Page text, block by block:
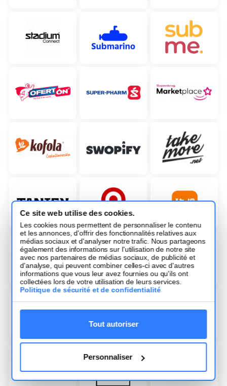
Ce site web utilise des cookies.
Les cookies nous permettent de personnaliser le contenu
et les annonces, d'offrir des fonctionnalités relatives aux
médias sociaux et d'analyser notre trafic. Nous partageons
également des informations sur l'utilisation de notre site
avec nos partenaires de médias sociaux, de publicité et
d'analyse, qui peuvent combiner celles-ci avec d'autres
informations que vous leur avez fournies ou qu'ils ont
collectées lors de votre utilisation de leurs services.
Politique de sécurité et de confidentialité
Tout autoriser
Personnaliser